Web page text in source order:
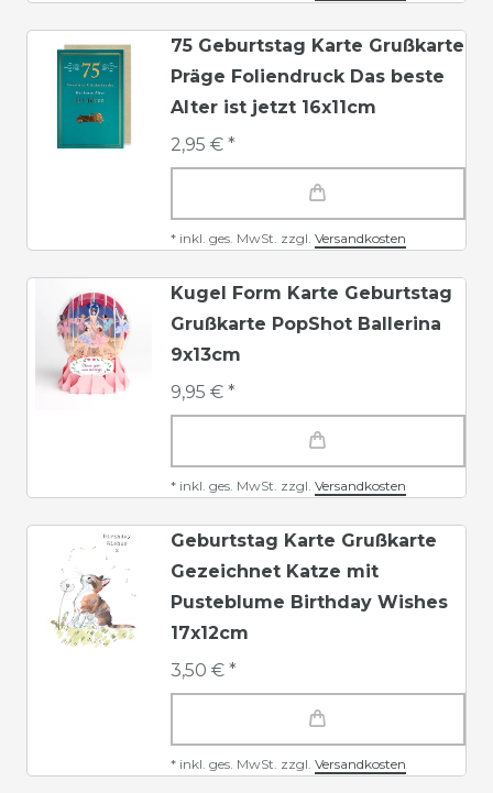
75 Geburtstag Karte Grußkarte
Präge Foliendruck Das beste
Alter ist jetzt 16x11cm
2,95 € *
* inkl. ges. MwSt. zzgl. Versandkosten
Kugel Form Karte Geburtstag
Grußkarte PopShot Ballerina
9x13cm
9,95 € *
* inkl. ges. MwSt. zzgl. Versandkosten
Geburtstag Karte Grußkarte
Gezeichnet Katze mit
Pusteblume Birthday Wishes
17x12cm
3,50 € *
* inkl. ges. MwSt. zzgl. Versandkosten